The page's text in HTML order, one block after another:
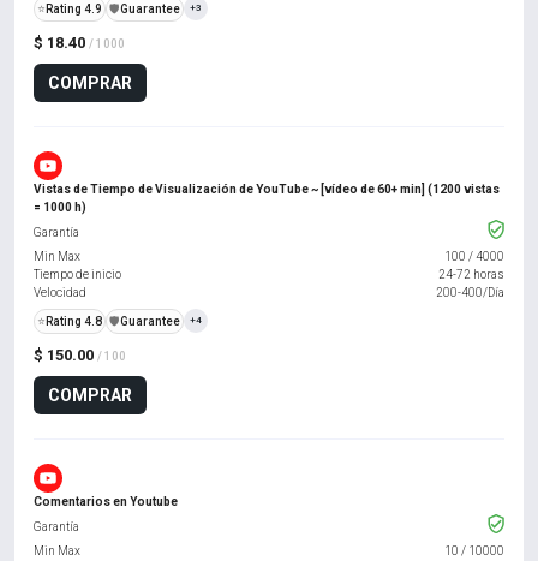
$ 18.40 / 1000
COMPRAR
⭐ Rating 4.9 ️🛡️Guarantee +3
Vistas de Tiempo de Visualización de YouTube ~ [vídeo de 60+ min] (1200 vistas
= 1000 h)
$ 150.00 / 100
COMPRAR
Garantía
Min Max
100 /4000
Tiempo de inicio
24-72 horas
Velocidad
200-400/Día
⭐ Rating 4.8 ️🛡️Guarantee +4
Comentarios en Youtube
Garantía
Min Max
10 / 10000